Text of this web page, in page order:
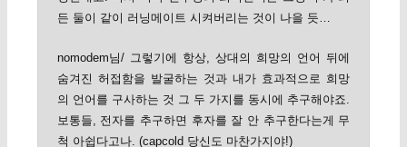
든 둘이 같이 러닝메이트 시켜버리는 것이 나을 듯…
nomodem님/ 그렇기에 항상, 상대의 희망의 언어 뒤에
숨겨진 허접함을 발굴하는 것과 내가 효과적으로 희망
의 언어를 구사하는 것 그 두 가지를 동시에 추구해야죠.
보통들, 전자를 추구하면 후자를 잘 안 추구한다는게 무
척 아쉽다고나. (capcold 당신도 마찬가지야!)